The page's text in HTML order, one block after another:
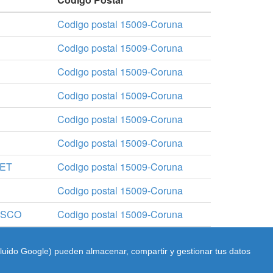
Codigo postal 15009-Coruna
Codigo postal 15009-Coruna
Codigo postal 15009-Coruna
Codigo postal 15009-Coruna
Codigo postal 15009-Coruna
Codigo postal 15009-Coruna
Codigo postal 15009-Coruna
Codigo postal 15009-Coruna
Codigo postal 15009-Coruna
Google) pueden almacenar, compartir y gestionar tus datos